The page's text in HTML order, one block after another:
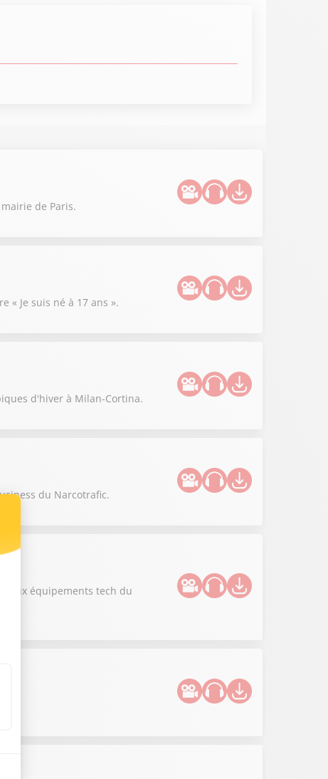
de Paris.
« Je suis né à 17 ans ».
d'hiver à Milan-Cortina.
du Narcotrafic.
équipements tech du